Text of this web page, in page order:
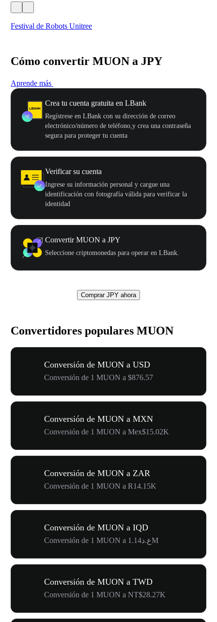
Festival de Robots Unitree
Cómo convertir MUON a JPY
Aprende más
Crea tu cuenta gratuita en LBank
Regístrese en LBank con su dirección de correo
electrónico/número de teléfono,y crea una contraseña
segura para proteger tu cuenta
Verificar su cuenta
Ingrese su información personal y cargue una
identificación con fotografía válida para verificar la
identidad
Convertir MUON a JPY
Seleccione criptomonedas para operar en LBank.
Comprar JPY ahora
Convertidores populares MUON
Conversión de MUON a USD
Conversión de 1 MUON a $876.57
Conversión de MUON a MXN
Conversión de 1 MUON a Mex$15.02K
Conversión de MUON a ZAR
Conversión de 1 MUON a R14.15K
Conversión de MUON a IQD
Conversión de 1 MUON a ع.د1.14M
Conversión de MUON a TWD
Conversión de 1 MUON a NT$28.27K